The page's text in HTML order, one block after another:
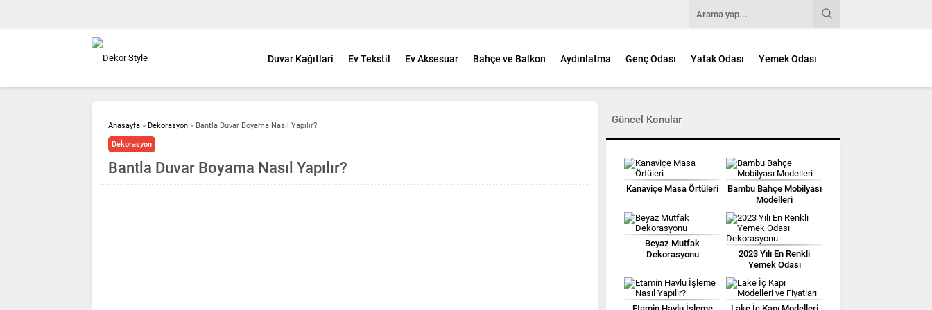
Duvar Kağıtlari Ev Tekstil Ev Aksesuar Bahçe ve Balkon Aydınlatma Genç Odası Yatak Odası Yemek Odası
Anasayfa » Dekorasyon » Bantla Duvar Boyama Nasıl Yapılır?
Dekorasyon
Bantla Duvar Boyama Nasıl Yapılır?
Güncel Konular
Kanaviçe Masa Örtüleri
Bambu Bahçe Mobilyası
Modelleri
Beyaz Mutfak
Dekorasyonu
2023 Yılı En Renkli
Yemek Odası
Dekorasyonu